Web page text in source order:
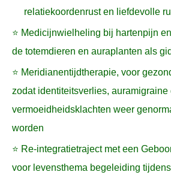
relatiekoordenrust en liefdevolle
⭐ Medicijnwielheling bij hartenpijn
de totemdieren en auraplanten als
⭐ Meridianentijdtherapie, voor
zodat identiteitsverlies, auramigraine
vermoeidheidsklachten weer
worden
⭐ Re-integratietraject met een
voor levensthema begeleiding